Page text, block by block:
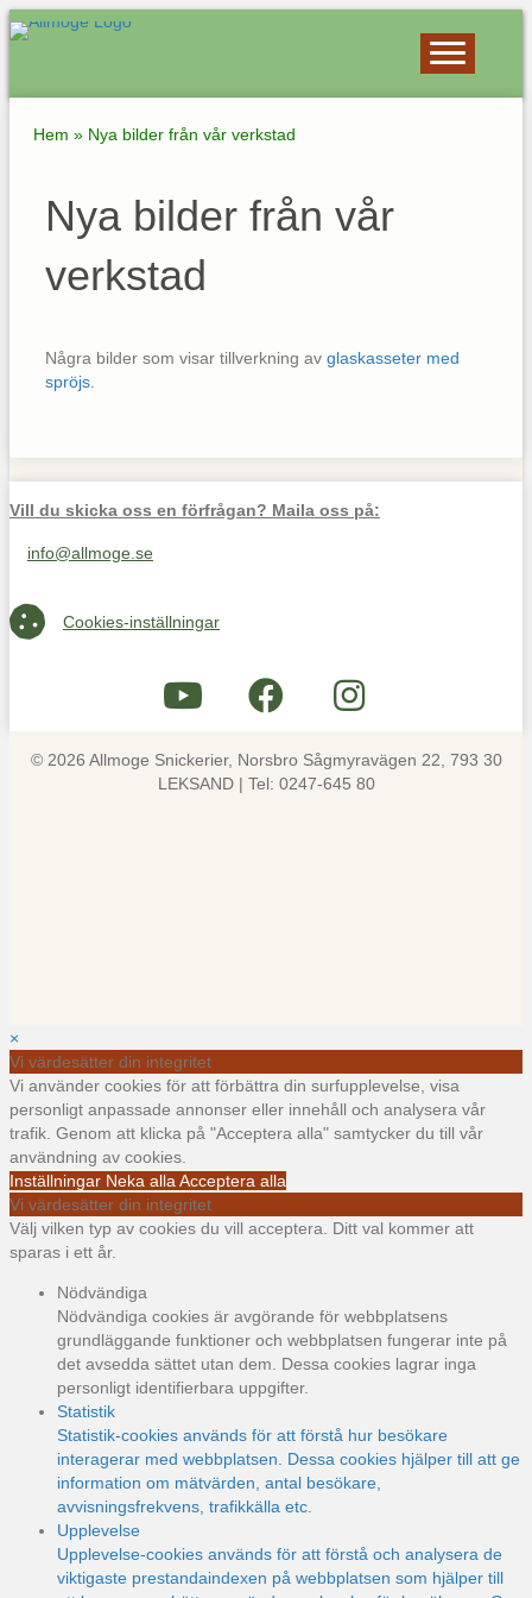
Hem » Nya bilder från vår verkstad
Nya bilder från vår
verkstad
Några bilder som visar tillverkning av glaskasseter med
spröjs.
Vill du skicka oss en förfrågan? Maila oss på:
Maila oss på info@allmoge.se
info@allmoge.se
Cookies-inställningar
Cookies-inställningar
© 2026 Allmoge Snickerier, Norsbro Sågmyravägen 22, 793 30
LEKSAND | Tel: 0247-645 80
×
Vi värdesätter din integritet
Vi använder cookies för att förbättra din surfupplevelse, visa
personligt anpassade annonser eller innehåll och analysera vår
trafik. Genom att klicka på "Acceptera alla" samtycker du till vår
användning av cookies.
Inställningar Neka alla Acceptera alla
Vi värdesätter din integritet
Välj vilken typ av cookies du vill acceptera. Ditt val kommer att
sparas i ett år.
Nödvändiga
Nödvändiga cookies är avgörande för webbplatsens
grundläggande funktioner och webbplatsen fungerar inte på
det avsedda sättet utan dem. Dessa cookies lagrar inga
personligt identifierbara uppgifter.
Statistik
Statistik-cookies används för att förstå hur besökare
interagerar med webbplatsen. Dessa cookies hjälper till att ge
information om mätvärden, antal besökare,
avvisningsfrekvens, trafikkälla etc.
Upplevelse
Upplevelse-cookies används för att förstå och analysera de
viktigaste prestandaindexen på webbplatsen som hjälper till